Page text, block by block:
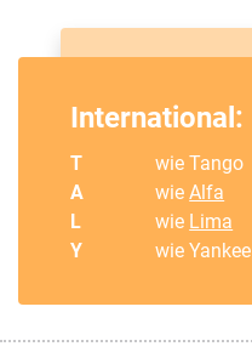
International:
T
wie Tango
A
wieAlfa
L
wie Lima
Y
wie Yankee